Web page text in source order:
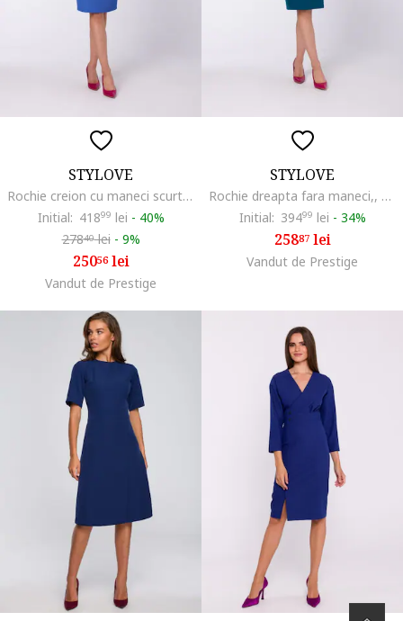
STYLOVE
Rochie creion cu maneci scurte,, Albastru
Initial: 41899 lei - 40%
27840lei - 9%
25056lei
Vandut de Prestige
STYLOVE
Rochie dreapta fara maneci,, Albastru
Initial: 39499 lei - 34%
25887lei
Vandut de Prestige